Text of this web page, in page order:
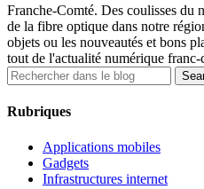
Franche-Comté. Des coulisses du
de la fibre optique dans notre
objets ou les nouveautés et bons
tout de l'actualité numérique franc-
Rubriques
Applications mobiles
Gadgets
Infrastructures internet